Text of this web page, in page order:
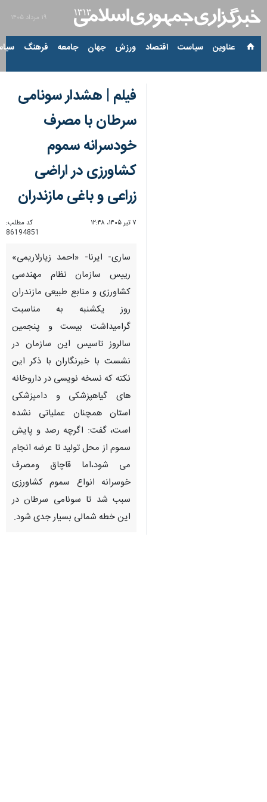
۱۹ مرداد ۱۴۰۵
عناوین‌ سیاست اقتصاد ورزش جهان جامعه فرهنگ
فیلم | هشدار سونامی
سرطان با مصرف
خودسرانه سموم
کشاورزی در اراضی
زراعی و باغی مازندران
۷ تیر ۱۴۰۵، ۱۲:۴۸
کد مطلب:
86194851
ساری- ایرنا- «احمد زیارلاریمی»
رییس سازمان نظام مهندسی
کشاورزی و منابع طبیعی مازندران
روز یکشنبه به مناسبت
گرامیداشت بیست و پنجمین
سالروز تاسیس این سازمان در
نشست با خبرنگاران با ذکر این
نکته که نسخه نویسی در داروخانه
های گیاهپزشکی و دامپزشکی
استان همچنان عملیاتی نشده
است، گفت: اگرچه رصد و پایش
سموم از محل تولید تا عرضه انجام
می شود،اما قاچاق ومصرف
خوسرانه انواع سموم کشاورزی
سبب شد تا سونامی سرطان در
این خطه شمالی بسیار جدی شود.